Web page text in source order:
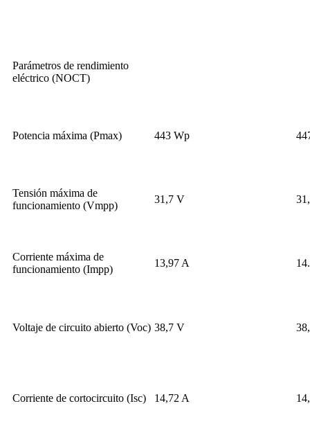
Parámetros de rendimiento
eléctrico (NOCT)
Potencia máxima (Pmax) 443 Wp
Tensión máxima de
funcionamiento (Vmpp)
31,7 V
Corriente máxima de
funcionamiento (Impp)
13,97 A
Voltaje de circuito abierto (Voc) 38,7 V
Corriente de cortocircuito (Isc) 14,72 A